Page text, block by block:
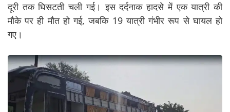
दूरी तक घिसटती चली गई। इस दर्दनाक हादसे में एक यात्री की
मौके पर ही मौत हो गई, जबकि 19 यात्री गंभीर रूप से घायल हो
गए।